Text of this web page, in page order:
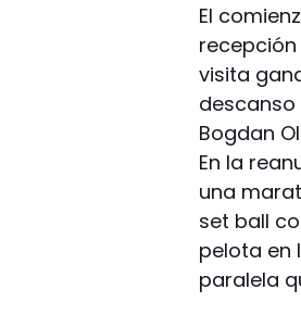
El
visita
descanso
Bogdan
En la
una
set ball
pelota en
paralela